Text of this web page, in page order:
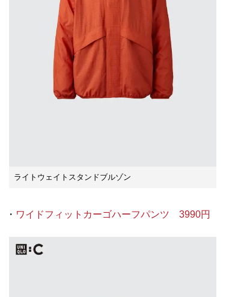
ライトウェイトスタンドブルゾン
・ ワイドフィットカーゴハーフパンツ 3990円